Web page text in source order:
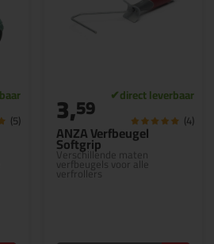
(5)
ANZA Verfbeugel
Softgrip
Verschillende maten
verfbeugels voor alle
verfrollers
3,59 (4)